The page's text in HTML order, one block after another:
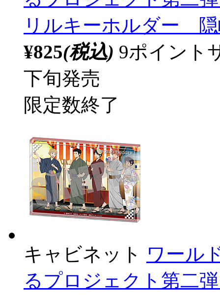
リルキーホルダー
¥825(税込) 9ポイント
下旬発売
限定数終了
キャビネット ワール
るプロジェクト第二